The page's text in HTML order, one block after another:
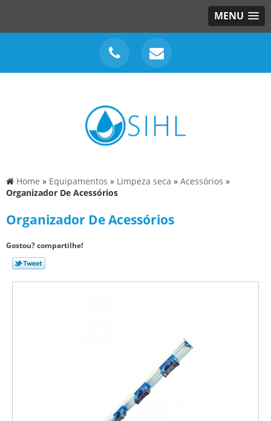
MENU
Home » Equipamentos » Limpeza seca » Acessórios »
Organizador De Acessórios
Organizador De Acessórios
Gostou? compartilhe!